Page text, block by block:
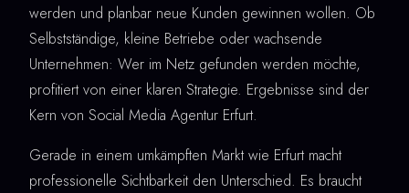
werden und planbar neue Kunden gewinnen wollen. Ob
Selbstständige, kleine Betriebe oder wachsende
Unternehmen: Wer im Netz gefunden werden möchte,
profitiert von einer klaren Strategie. Ergebnisse sind der
Kern von Social Media Agentur Erfurt.
Gerade in einem umkämpften Markt wie Erfurt macht
professionelle Sichtbarkeit den Unterschied. Es braucht